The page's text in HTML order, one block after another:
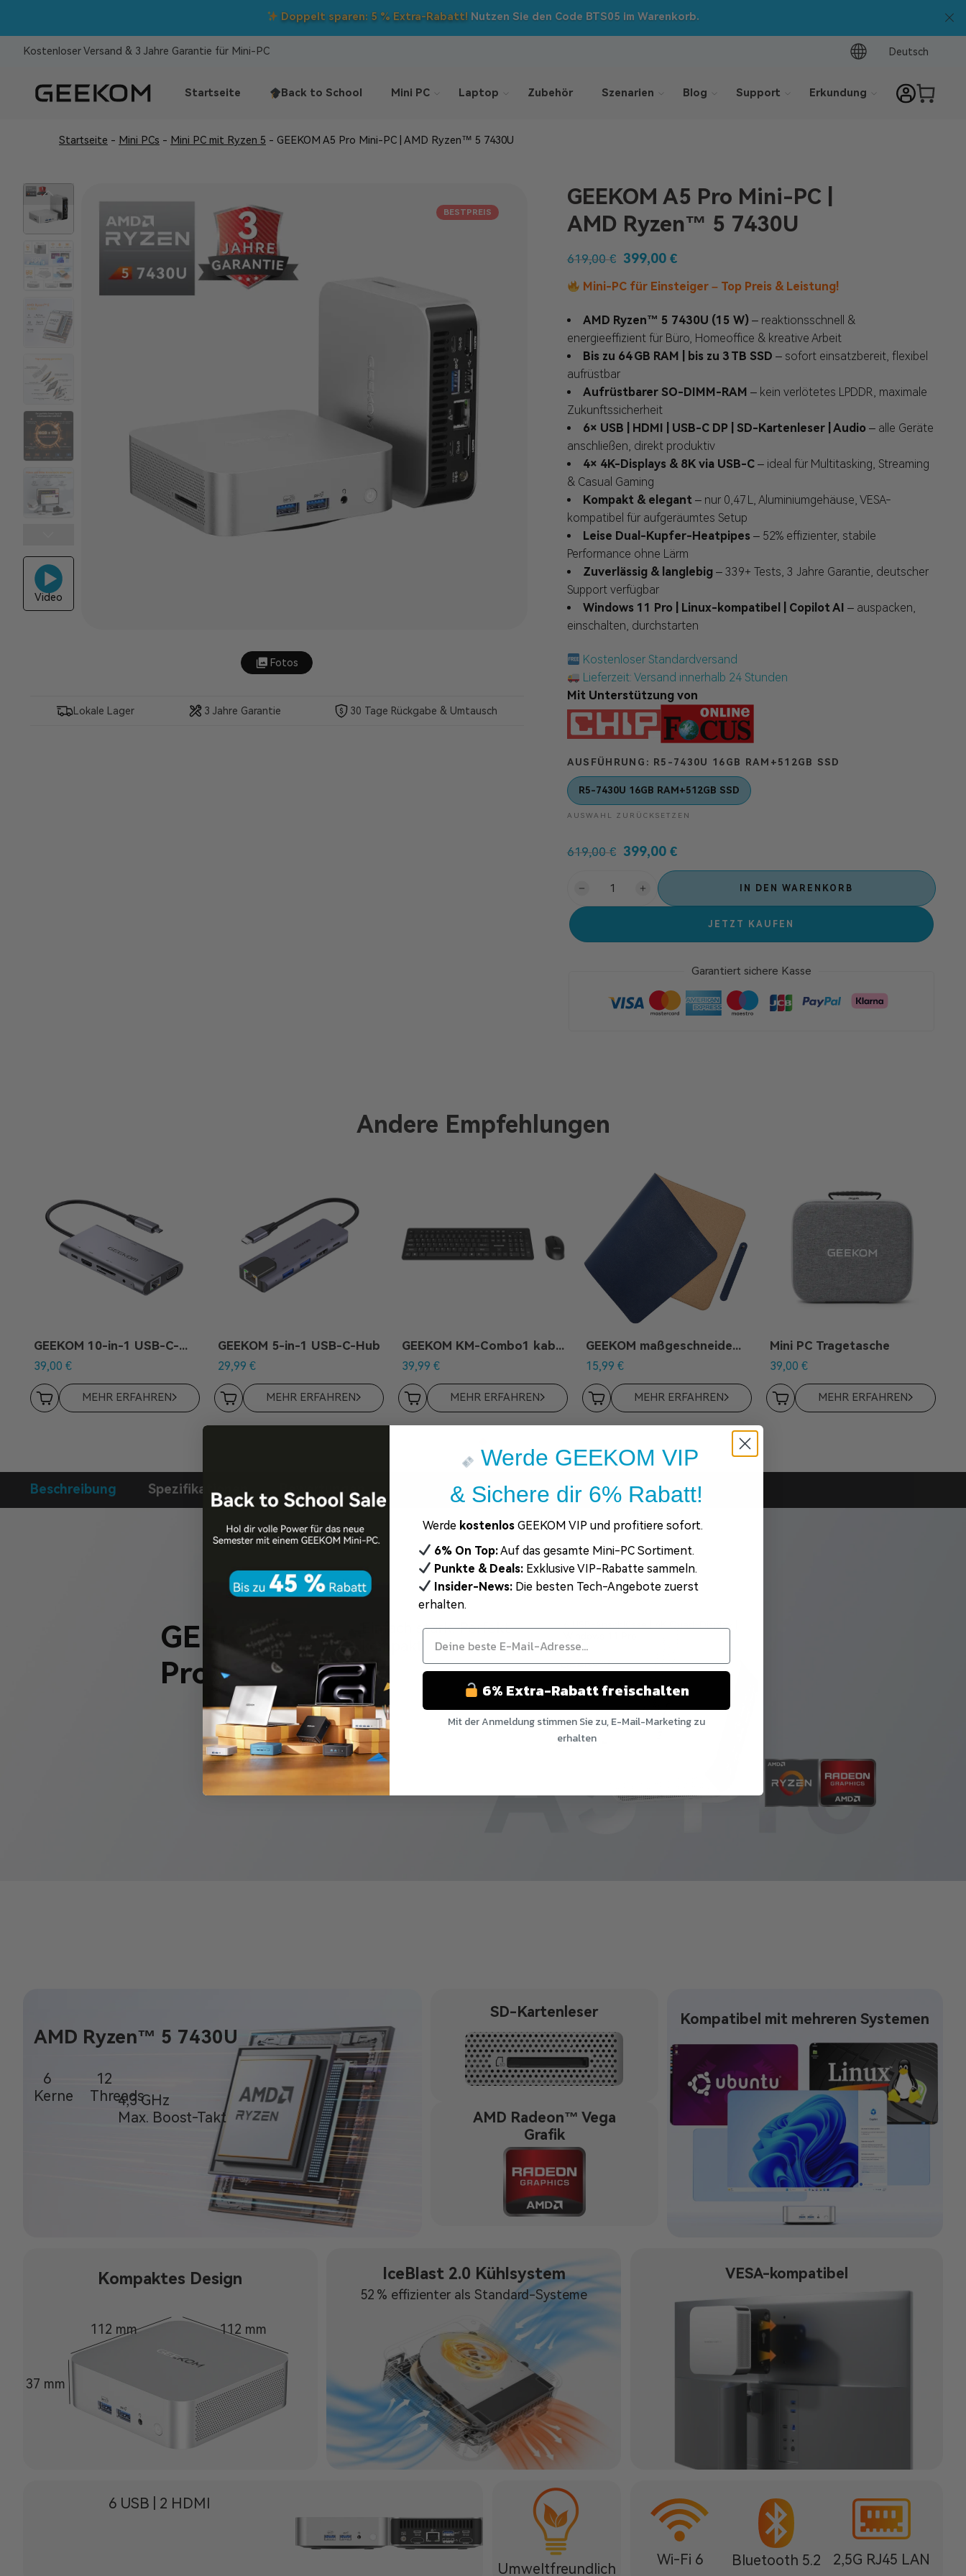
Doppelt sparen: 5 % Extra-Rabatt! Nutzen Sie den Code BTS05 im Warenkorb.
Kostenloser Versand & 3 Jahre Garantie für Mini-PC Deutsch
Startseite Back to School Mini PC Laptop Zubehör Szenarien Blog Support Erkundung
Startseite - Mini PCs - Mini PC mit Ryzen 5 - GEEKOM A5 Pro Mini-PC | AMD Ryzen™ 5 7430U
BESTPREIS
Video
Fotos
Lokale Lager 3 Jahre Garantie 30 Tage Rückgabe & Umtausch
GEEKOM A5 Pro Mini-PC |
AMD Ryzen™ 5 7430U
619,00€ 399,00 €
Mini-PC für Einsteiger – Top Preis & Leistung!
AMD Ryzen™ 5 7430U (15 W)– reaktionsschnell &
energieeffizient für Büro, Homeoffice & kreative Arbeit
Bis zu 64 GB RAM
| bis zu 3 TB SSD – sofort einsatzbereit, flexibel
aufrüstbar
Aufrüstbarer SO-DIMM-RAM – kein verlötetes LPDDR, maximale
Zukunftssicherheit
6× USB | HDMI | USB-C DP | SD-Kartenleser | Audio – alle Geräte
anschließen, direkt produktiv
4× 4K-Displays & 8K via USB-C– ideal für Multitasking, Streaming
& Casual Gaming
Kompakt & elegant– nur 0,47 L, Aluminiumgehäuse, VESA-
kompatibel für aufgeräumtes Setup
Leise Dual-Kupfer-Heatpipes– 52% effizienter, stabile
Performance ohne Lärm
Zuverlässig & langlebig– 339+ Tests, 3 Jahre Garantie, deutscher
Support verfügbar
Windows 11 Pro | Linux-kompatibel | Copilot AI – auspacken,
einschalten, durchstarten
Kostenloser Standardversand
Lieferzeit: Versand innerhalb 24 Stunden
Mit Unterstützung von
AUSFÜHRUNG R5-7430U 16GB RAM+512GB SSD
R5-7430U 16GB RAM+512GB SSD
AUSWAHL ZURÜCKSETZEN
619,00€ 399,00 €
IN DEN WARENKORB
JETZT KAUFEN
Garantiert sichere Kasse
Andere Empfehlungen
GEEKOM 10-in-1 USB-C-Hub
39,00 €
MEHR ERFAHREN
GEEKOM 5-in-1 USB-C-Hub
29,99 €
MEHR ERFAHREN
GEEKOM KM-Combo1 kabelloses Tastatur-Maus-Set
39,99 €
MEHR ERFAHREN
GEEKOM maßgeschneidertes Mauspad
15,99 €
MEHR ERFAHREN
Mini PC Tragetasche
39,00 €
MEHR ERFAHREN
Beschreibung Spezifikationen Bewertungen
GEEKOM A5
Pro
Einfach stark. Perfekt
AMD Ryzen™ 5 7430U
6
Kerne
12
Threads4,3 GHz
Max. Boost-Takt
SD-Kartenleser
AMD Radeon™ Vega
Grafik
Kompatibel mit mehreren Systemen
Kompaktes Design
112 mm
112 mm
37 mm
IceBlast 2.0 Kühlsystem
52 % effizienter als Standard-Systeme
VESA-kompatibel
6 USB | 2 HDMI
Umweltfreundlich
Wi-Fi 6 Bluetooth 5.2 2,5G RJ45 LAN
Werde GEEKOM VIP
& Sichere dir 6% Rabatt!
Werde kostenlos GEEKOM VIP und profitiere sofort.
6% On Top:Auf das gesamte Mini-PC Sortiment.
Punkte & Deals: Exklusive VIP-Rabatte sammeln.
Insider-News: Die besten Tech-Angebote zuerst
erhalten.
6% Extra-Rabatt freischalten
Mit der Anmeldung stimmen Sie zu, E-Mail-Marketing zu
erhalten